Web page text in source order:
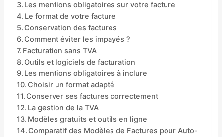
Les mentions obligatoires sur votre facture
Le format de votre facture
Conservation des factures
Comment éviter les impayés ?
Facturation sans TVA
Outils et logiciels de facturation
Les mentions obligatoires à inclure
Choisir un format adapté
Conserver ses factures correctement
La gestion de la TVA
Modèles gratuits et outils en ligne
Comparatif des Modèles de Factures pour Auto-